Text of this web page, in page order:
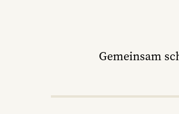
Gemeinsam